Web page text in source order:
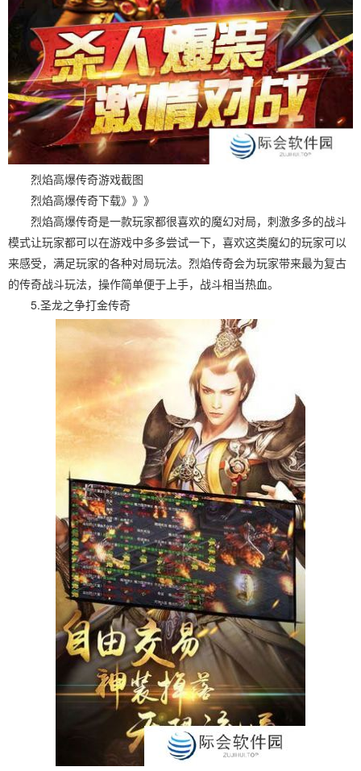
烈焰高爆传奇游戏截图
烈焰高爆传奇下载》》》
烈焰高爆传奇是一款玩家都很喜欢的魔幻对局，刺激多多的战斗
模式让玩家都可以在游戏中多多尝试一下，喜欢这类魔幻的玩家可以
来感受，满足玩家的各种对局玩法。烈焰传奇会为玩家带来最为复古
的传奇战斗玩法，操作简单便于上手，战斗相当热血。
5.圣龙之争打金传奇